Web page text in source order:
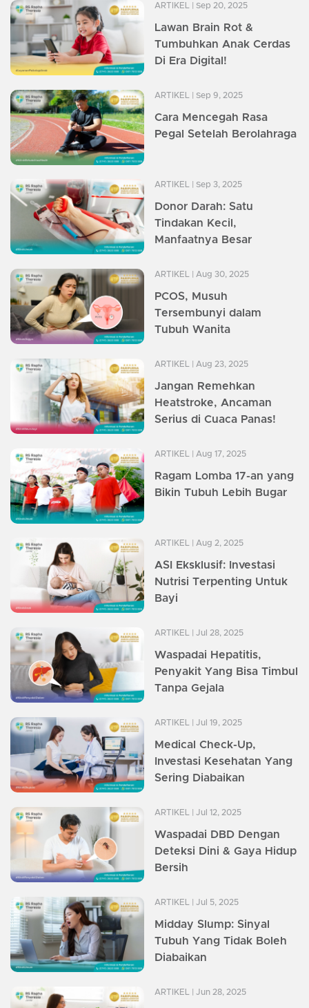
ARTIKEL | Sep 20, 2025
Lawan Brain Rot &
Tumbuhkan Anak Cerdas
Di Era Digital!
ARTIKEL | Sep 9, 2025
Cara Mencegah Rasa
Pegal Setelah Berolahraga
ARTIKEL | Sep 3, 2025
Donor Darah: Satu
Tindakan Kecil,
Manfaatnya Besar
ARTIKEL | Aug 30, 2025
PCOS, Musuh
Tersembunyi dalam
Tubuh Wanita
ARTIKEL | Aug 23, 2025
Jangan Remehkan
Heatstroke, Ancaman
Serius di Cuaca Panas!
ARTIKEL | Aug 17, 2025
Ragam Lomba 17-an yang
Bikin Tubuh Lebih Bugar
ARTIKEL | Aug 2, 2025
ASI Eksklusif: Investasi
Nutrisi Terpenting Untuk
Bayi
ARTIKEL | Jul 28, 2025
Waspadai Hepatitis,
Penyakit Yang Bisa Timbul
Tanpa Gejala
ARTIKEL | Jul 19, 2025
Medical Check-Up,
Investasi Kesehatan Yang
Sering Diabaikan
ARTIKEL | Jul 12, 2025
Waspadai DBD Dengan
Deteksi Dini & Gaya Hidup
Bersih
ARTIKEL | Jul 5, 2025
Midday Slump: Sinyal
Tubuh Yang Tidak Boleh
Diabaikan
ARTIKEL | Jun 28, 2025